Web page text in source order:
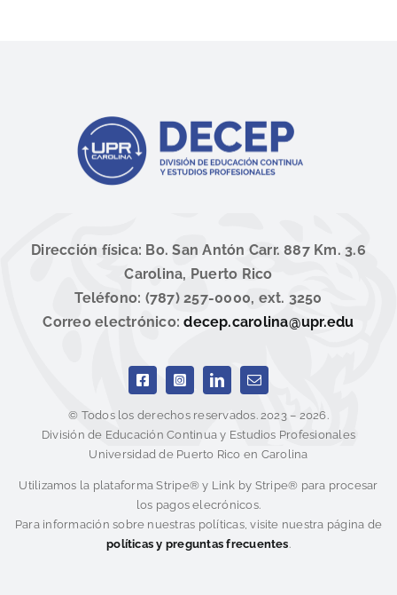
Dirección física: Bo. San Antón Carr. 887 Km. 3.6
Carolina, Puerto Rico
Teléfono: (787) 257-0000, ext. 3250
Correo electrónico:decep.carolina@upr.edu
© Todos los derechos reservados. 2023 – 2026.
División de Educación Continua y Estudios Profesionales
Universidad de Puerto Rico en Carolina
Utilizamos la plataforma Stripe® y Link by Stripe® para procesar
los pagos elecrónicos.
Para información sobre nuestras políticas, visite nuestra página de
políticas y preguntas frecuentes.